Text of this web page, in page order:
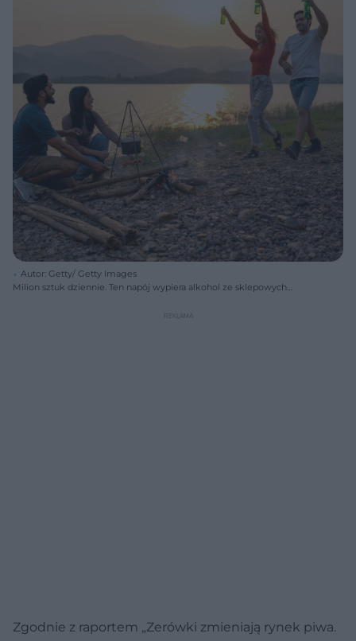
Autor: Getty/ Getty Images
Milion sztuk dziennie. Ten napój wypiera alkohol ze sklepowych
Zgodnie z raportem „Zerówki zmieniają rynek piwa.